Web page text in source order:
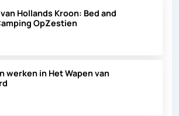
Hollands Kroon: Bed and
OpZestien
werken in Het Wapen van